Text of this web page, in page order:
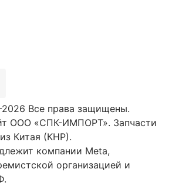
Все права защищены.
ООО «СПК-ИМПОРТ». Запчасти
Китая (КНР).
компании Meta,
организацией и